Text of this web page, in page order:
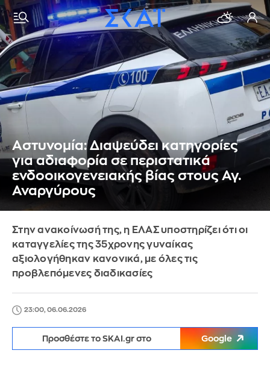
Αστυνομία: Διαψεύδει κατηγορίες
για αδιαφορία σε περιστατικά
ενδοοικογενειακής βίας στους Αγ.
Αναργύρους
Στην ανακοίνωσή της, η ΕΛΑΣ υποστηρίζει ότι οι
καταγγελίες της 35χρονης γυναίκας
αξιολογήθηκαν κανονικά, με όλες τις
προβλεπόμενες διαδικασίες
23:00, 06.06.2026
Προσθέστε το SKAI.gr στο Google